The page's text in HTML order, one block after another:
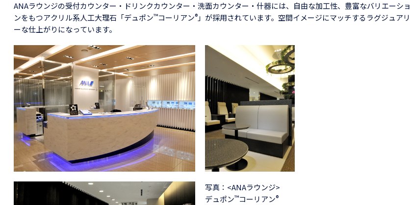
ANAラウンジの受付カウンター・ドリンクカウンター・洗面カウンター・什器には、自由な加工性、豊富なバリエーショ
ンをもつアクリル系人工大理石「デュポン™コーリアン® 」が採用されています。空間イメージにマッチするラグジュアリ
ーな仕上がりになっています。
写真：<ANAラウンジ>
デュポン™コーリアン®